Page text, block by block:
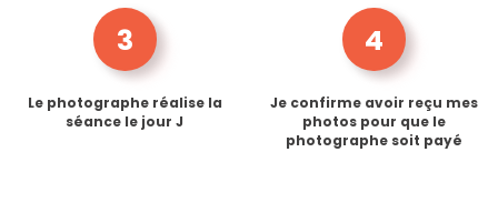
3
Le photographe réalise la
séance le jour J
4
Je confirme avoir reçu mes
photos pour que le
photographe soit payé